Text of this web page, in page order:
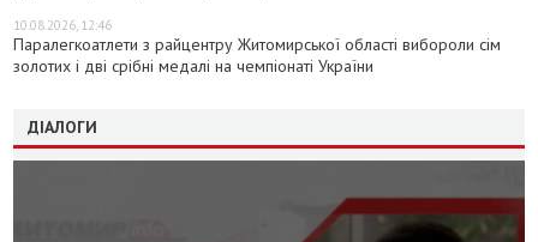
10.08.2026, 12:46
Паралегкоатлети з райцентру Житомирської області вибороли сім
золотих і дві срібні медалі на чемпіонаті України
ДІАЛОГИ